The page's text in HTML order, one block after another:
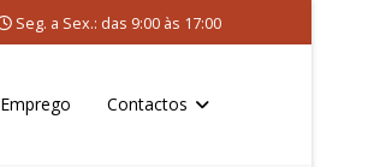
Seg. a Sex.: das 9:00 às 17:00
Emprego Contactos